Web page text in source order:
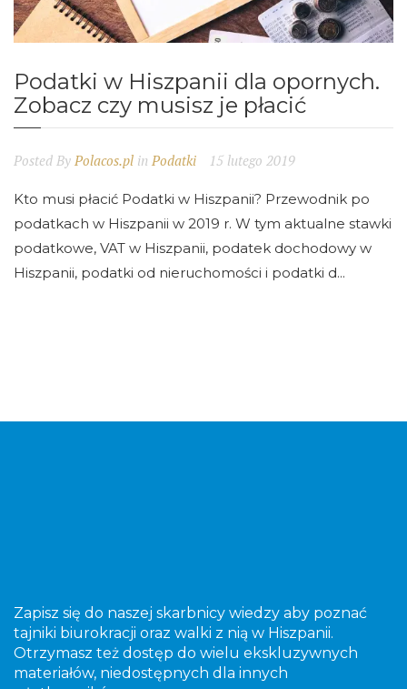
Podatki w Hiszpanii dla opornych.
Zobacz czy musisz je płacić
Posted By Polacos.pl in Podatki 15 lutego 2019
Kto musi płacić Podatki w Hiszpanii? Przewodnik po
podatkach w Hiszpanii w 2019 r. W tym aktualne stawki
podatkowe, VAT w Hiszpanii, podatek dochodowy w
Hiszpanii, podatki od nieruchomości i podatki d...
Zapisz się do naszej skarbnicy wiedzy aby poznać
tajniki biurokracji oraz walki z nią w Hiszpanii.
Otrzymasz też dostęp do wielu ekskluzywnych
materiałów, niedostępnych dla innych